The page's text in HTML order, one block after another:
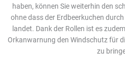
haben, können Sie weiterhin den
ohne dass der Erdbeerkuchen
landet. Dank der Rollen ist es
Orkanwarnung den Windschutz für
zu